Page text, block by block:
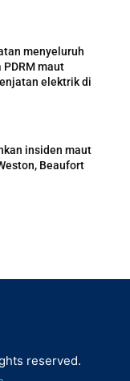
menyeluruh
maut
elektrik di
insiden maut
Beaufort
reserved.